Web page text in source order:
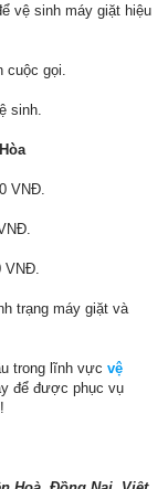
vệ sinh máy giặt hiệu
cuộc gọi.
sinh.
VNĐ.
VNĐ.
trạng máy giặt và
trong lĩnh vực vệ
để được phục vụ